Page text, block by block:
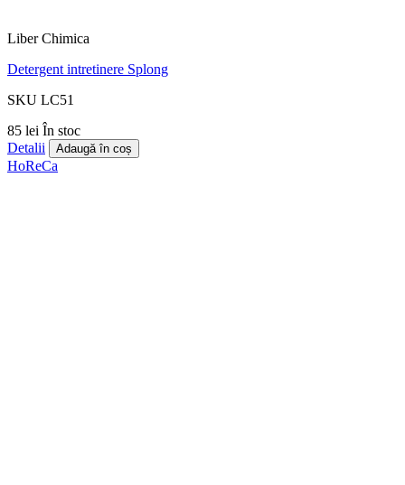
Liber Chimica
Detergent intretinere Splong
SKU LC51
85 lei În stoc
Detalii
Adaugă în coș
HoReCa